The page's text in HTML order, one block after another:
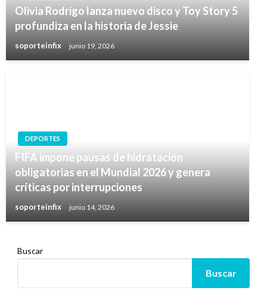
Olivia Rodrigo lanza nuevo disco y Toy Story 5
profundiza en la historia de Jessie
soporteinfix junio 19, 2026
DEPORTES
FIFA impone pausas de hidratación
obligatorias en el Mundial 2026 y genera
críticas por interrupciones
soporteinfix junio 14, 2026
Buscar
Buscar